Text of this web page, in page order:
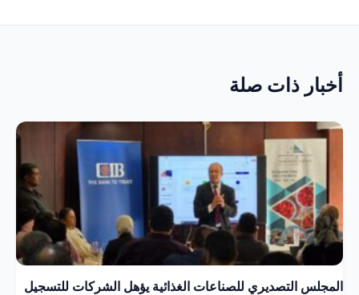
أخبار ذات صلة
المجلس التصديري للصناعات الغذائية يؤهل الشركات للتسجيل